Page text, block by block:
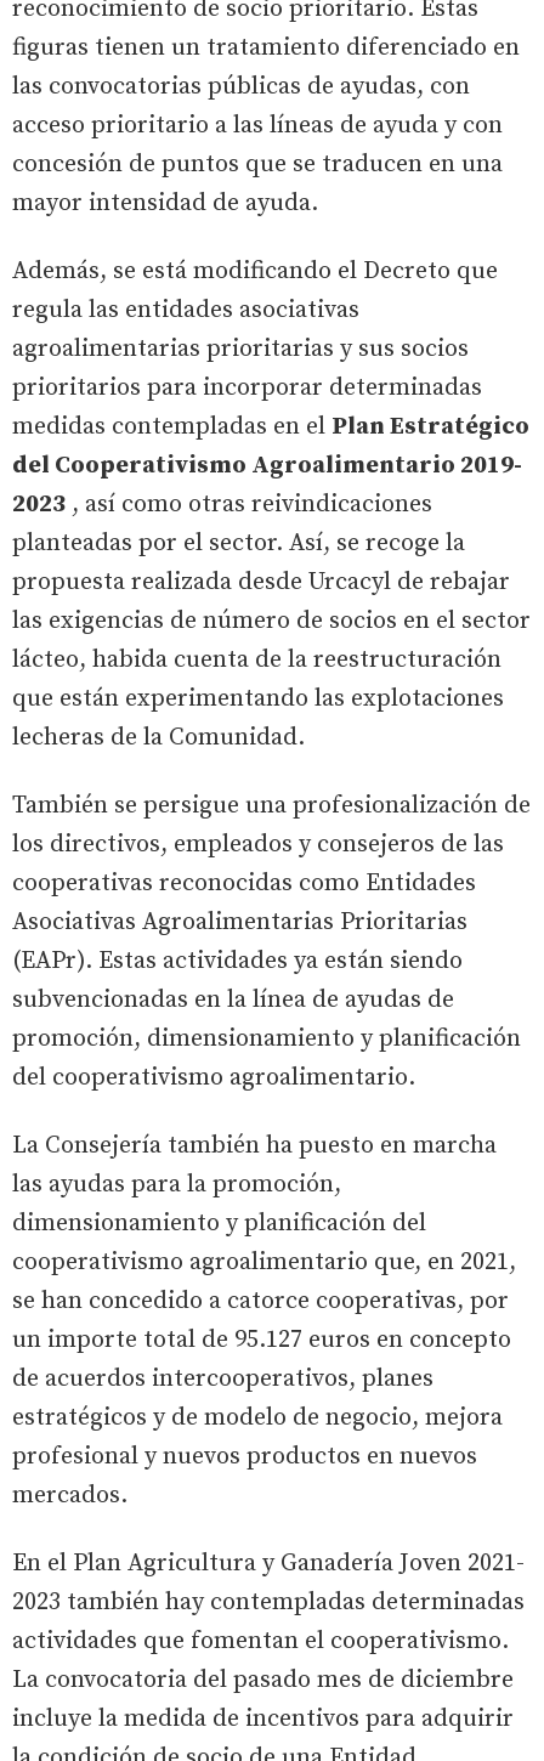
reconocimiento de socio prioritario. Estas
figuras tienen un tratamiento diferenciado en
las convocatorias públicas de ayudas, con
acceso prioritario a las líneas de ayuda y con
concesión de puntos que se traducen en una
mayor intensidad de ayuda.
Además, se está modificando el Decreto que
regula las entidades asociativas
agroalimentarias prioritarias y sus socios
prioritarios para incorporar determinadas
medidas contempladas en el Plan Estratégico
del Cooperativismo Agroalimentario 2019-
2023 , así como otras reivindicaciones
planteadas por el sector. Así, se recoge la
propuesta realizada desde Urcacyl de rebajar
las exigencias de número de socios en el sector
lácteo, habida cuenta de la reestructuración
que están experimentando las explotaciones
lecheras de la Comunidad.
También se persigue una profesionalización de
los directivos, empleados y consejeros de las
cooperativas reconocidas como Entidades
Asociativas Agroalimentarias Prioritarias
(EAPr). Estas actividades ya están siendo
subvencionadas en la línea de ayudas de
promoción, dimensionamiento y planificación
del cooperativismo agroalimentario.
La Consejería también ha puesto en marcha
las ayudas para la promoción,
dimensionamiento y planificación del
cooperativismo agroalimentario que, en 2021,
se han concedido a catorce cooperativas, por
un importe total de 95.127 euros en concepto
de acuerdos intercooperativos, planes
estratégicos y de modelo de negocio, mejora
profesional y nuevos productos en nuevos
mercados.
En el Plan Agricultura y Ganadería Joven 2021-
2023 también hay contempladas determinadas
actividades que fomentan el cooperativismo.
La convocatoria del pasado mes de diciembre
incluye la medida de incentivos para adquirir